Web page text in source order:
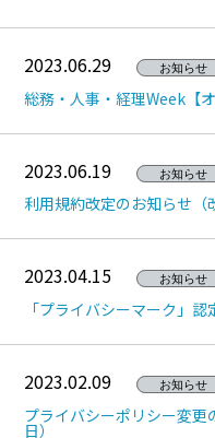
2023.06.29 お知らせ
総務・人事・経理Week【
2023.06.19 お知らせ
利用規約改定のお知らせ（
2023.04.15 お知らせ
「プライバシーマーク」
2023.02.09 お知らせ
プライバシーポリシー変
日）